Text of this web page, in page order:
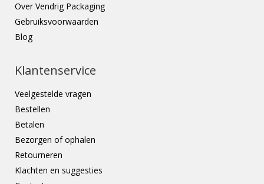
Over Vendrig Packaging
Gebruiksvoorwaarden
Blog
Klantenservice
Veelgestelde vragen
Bestellen
Betalen
Bezorgen of ophalen
Retourneren
Klachten en suggesties